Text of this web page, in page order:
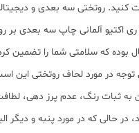
روتختی سه بعدی و
آلمانی چاپ سه بعدی بر
لحاف کارینا ۳۵۰ الی ۴۰۰ گرم ویسکوز و آنتی
در مورد لحاف روتختی
رﻧﮓ، ﻋﺪم ﭘﺮز دﻫﯽ،
که در مورد پنبه و دیگر